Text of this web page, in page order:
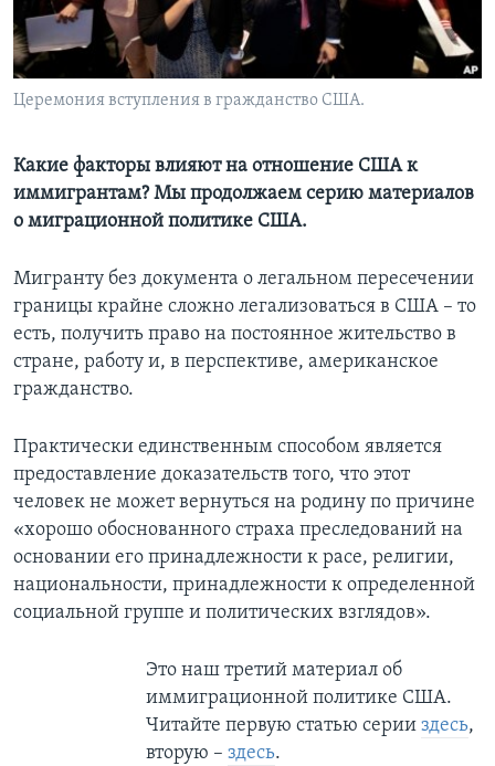
Learning English
СОЦИАЛЬНЫЕ СЕТИ
Языки
Церемония вступления в гражданство США.
Какие факторы влияют на отношение США к
иммигрантам? Мы продолжаем серию материалов
о миграционной политике США.
Мигранту без документа о легальном пересечении
границы крайне сложно легализоваться в США – то
есть, получить право на постоянное жительство в
стране, работу и, в перспективе, американское
гражданство.
Практически единственным способом является
предоставление доказательств того, что этот
человек не может вернуться на родину по причине
«хорошо обоснованного страха преследований на
основании его принадлежности к расе, религии,
национальности, принадлежности к определенной
социальной группе и политических взглядов».
Это наш третий материал об
иммиграционной политике США.
Читайте первую статью серии здесь,
вторую – здесь.